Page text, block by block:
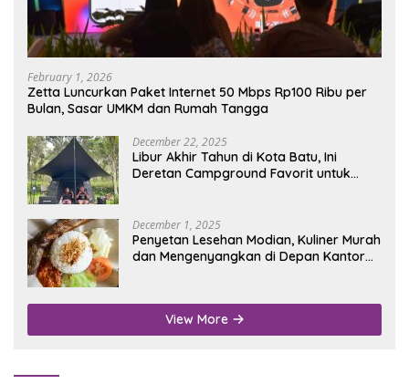
February 1, 2026
Zetta Luncurkan Paket Internet 50 Mbps Rp100 Ribu per
Bulan, Sasar UMKM dan Rumah Tangga
December 22, 2025
Libur Akhir Tahun di Kota Batu, Ini
Deretan Campground Favorit untuk
December 1, 2025
Penyetan Lesehan Modian, Kuliner Murah
dan Mengenyangkan di Depan Kantor
View More